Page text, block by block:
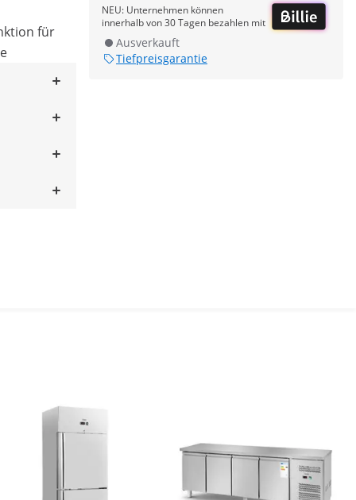
NEU: Unternehmen können
innerhalb von 30 Tagen bezahlen mit
Ausverkauft
Tiefpreisgarantie
für